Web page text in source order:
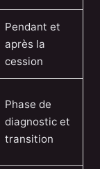
Pendant et
après la
cession
Phase de
diagnostic et
transition